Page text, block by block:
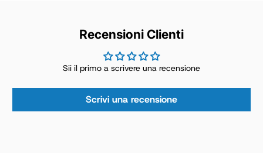
Esaurito
Recensioni Clienti
Sii il primo a scrivere una recensione
Scrivi una recensione